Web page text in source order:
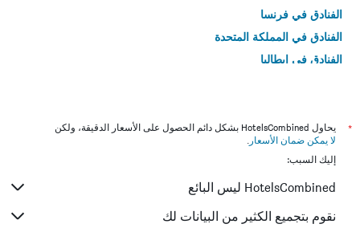
الفنادق في فرنسا
الفنادق في المملكة المتحدة
الفنادق في إيطاليا
*
يحاول HotelsCombined بشكل دائم الحصول على الأسعار الدقيقة، ولكن
لا يمكن ضمان الأسعار .
إليك السبب:
HotelsCombined ليس البائع
نقوم بتجميع الكثير من البيانات لك